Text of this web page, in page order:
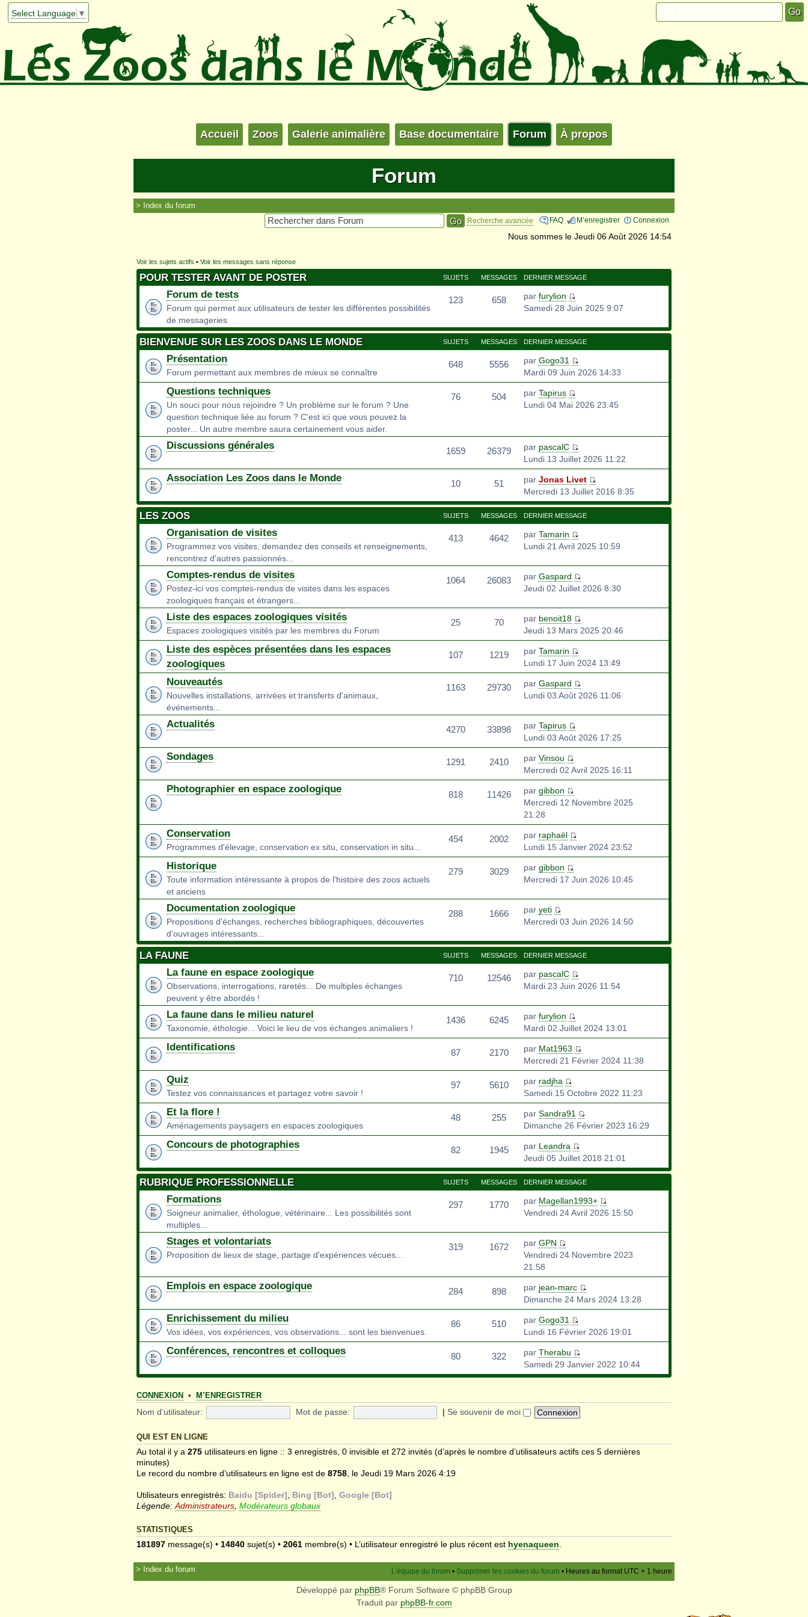
Select Language ▼
Accueil Zoos Galerie animalière Base documentaire Forum À propos
Forum
Index du forum
FAQ M’enregistrer Connexion
Recherche avancée
Nous sommes le Jeudi 06 Août 2026 14:54
Voir les sujets actifs • Voir les messages sans réponse
POUR TESTER AVANT DE POSTER SUJETS MESSAGES DERNIER MESSAGE
Forum de tests
Forum qui permet aux utilisateurs de tester les différentes possibilités
de messageries
123 658 par furylion
Samedi 28 Juin 2025 9:07
BIENVENUE SUR LES ZOOS DANS LE MONDE SUJETS MESSAGES DERNIER MESSAGE
Présentation
Forum permettant aux membres de mieux se connaître
648 5556 par Gogo31
Mardi 09 Juin 2026 14:33
Questions techniques
Un souci pour nous rejoindre ? Un problème sur le forum ? Une
question technique liée au forum ? C'est ici que vous pouvez la
poster... Un autre membre saura certainement vous aider.
76 504 par Tapirus
Lundi 04 Mai 2026 23:45
Discussions générales 1659 26379 par pascalC
Lundi 13 Juillet 2026 11:22
Association Les Zoos dans le Monde 10 51 par Jonas Livet
Mercredi 13 Juillet 2016 8:35
LES ZOOS SUJETS MESSAGES DERNIER MESSAGE
Organisation de visites
Programmez vos visites, demandez des conseils et renseignements,
rencontrez d'autres passionnés...
413 4642 par Tamarin
Lundi 21 Avril 2025 10:59
Comptes-rendus de visites
Postez-ici vos comptes-rendus de visites dans les espaces
zoologiques français et étrangers...
1064 26083 par Gaspard
Jeudi 02 Juillet 2026 8:30
Liste des espaces zoologiques visités
Espaces zoologiques visités par les membres du Forum
25 70 par benoit18
Jeudi 13 Mars 2025 20:46
Liste des espèces présentées dans les espaces
zoologiques
107 1219 par Tamarin
Lundi 17 Juin 2024 13:49
Nouveautés
Nouvelles installations, arrivées et transferts d'animaux,
événements...
1163 29730 par Gaspard
Lundi 03 Août 2026 11:06
Actualités 4270 33898 par Tapirus
Lundi 03 Août 2026 17:25
Sondages 1291 2410 par Vinsou
Mercredi 02 Avril 2025 16:11
Photographier en espace zoologique 818 11426 par gibbon
Mercredi 12 Novembre 2025
21:28
Conservation
Programmes d'élevage, conservation ex situ, conservation in situ...
454 2002 par raphaël
Lundi 15 Janvier 2024 23:52
Historique
Toute information intéressante à propos de l'histoire des zoos actuels
et anciens
279 3029 par gibbon
Mercredi 17 Juin 2026 10:45
Documentation zoologique
Propositions d'échanges, recherches bibliographiques, découvertes
d'ouvrages intéressants...
288 1666 par yeti
Mercredi 03 Juin 2026 14:50
LA FAUNE SUJETS MESSAGES DERNIER MESSAGE
La faune en espace zoologique
Observations, interrogations, raretés... De multiples échanges
peuvent y être abordés !
710 12546 par pascalC
Mardi 23 Juin 2026 11:54
La faune dans le milieu naturel
Taxonomie, éthologie... Voici le lieu de vos échanges animaliers !
1436 6245 par furylion
Mardi 02 Juillet 2024 13:01
Identifications 87 2170 par Mat1963
Mercredi 21 Février 2024 11:38
Quiz
Testez vos connaissances et partagez votre savoir !
97 5610 par radjha
Samedi 15 Octobre 2022 11:23
Et la flore !
Aménagements paysagers en espaces zoologiques
48 255 par Sandra91
Dimanche 26 Février 2023 16:29
Concours de photographies 82 1945 par Leandra
Jeudi 05 Juillet 2018 21:01
RUBRIQUE PROFESSIONNELLE SUJETS MESSAGES DERNIER MESSAGE
Formations
Soigneur animalier, éthologue, vétérinaire... Les possibilités sont
multiples...
297 1770 par Magellan1993+
Vendredi 24 Avril 2026 15:50
Stages et volontariats
Proposition de lieux de stage, partage d'expériences vécues...
319 1672 par GPN
Vendredi 24 Novembre 2023
21:58
Emplois en espace zoologique 284 898 par jean-marc
Dimanche 24 Mars 2024 13:28
Enrichissement du milieu
Vos idées, vos expériences, vos observations... sont les bienvenues.
86 510 par Gogo31
Lundi 16 Février 2026 19:01
Conférences, rencontres et colloques 80 322 par Therabu
Samedi 29 Janvier 2022 10:44
CONNEXION • M’ENREGISTRER
Nom d’utilisateur: Mot de passe: | Se souvenir de moi
QUI EST EN LIGNE
Au total il y a 275 utilisateurs en ligne :: 3 enregistrés, 0 invisible et 272 invités (d’après le nombre d’utilisateurs actifs ces 5 dernières
minutes)
Le record du nombre d’utilisateurs en ligne est de 8758, le Jeudi 19 Mars 2026 4:19
Utilisateurs enregistrés: Baidu [Spider], Bing [Bot], Google [Bot]
Légende:Administrateurs, Modérateurs globaux
STATISTIQUES
181897 message(s) • 14840 sujet(s) • 2061 membre(s) • L’utilisateur enregistré le plus récent est hyenaqueen
Index du forum L’équipe du forum • Supprimer les cookies du forum • Heures au format UTC + 1 heure
Développé par phpBB® Forum Software © phpBB Group
Traduit par phpBB-fr.com